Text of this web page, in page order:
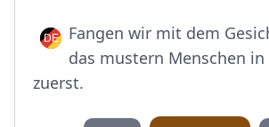
Fangen wir mit dem
das mustern Menschen in
zuerst.